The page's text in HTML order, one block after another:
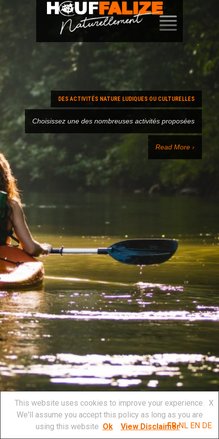
DES ACTIVITÉS NATURE LUDIQUES OU CULTURELLES
Choisissez une des nombreuses activités proposées
Read More ›
CONTENT
FR NL EN DE
This website uses cookies to improve your experience.
We'll assume you accept this policy as long as you are
using this website
X
Ok View Disclaimer